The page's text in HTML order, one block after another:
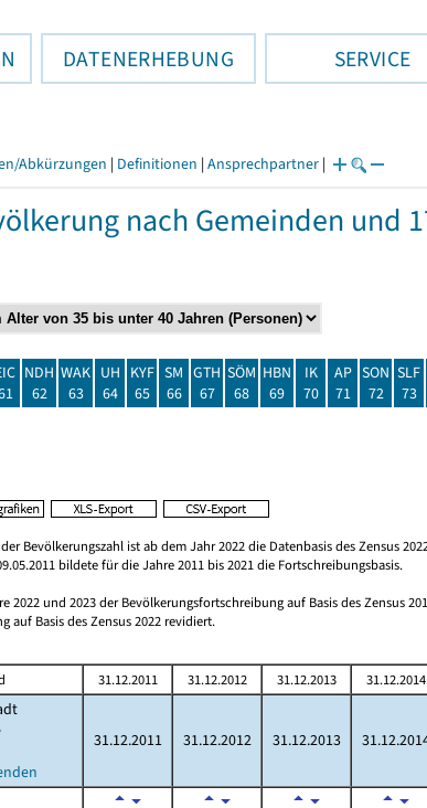
DATENERHEBUNG SERVICE
Abkürzungen | Definitionen | Ansprechpartner |
nach Gemeinden und
NDH
62
WAK
63
UH
64
KYF
65
SM
66
GTH
67
SÖM
68
HBN
69
IK
70
AP
71
SON
72
SLF
73
Bevölkerungszahl ist ab dem Jahr 2022 die Datenbasis des Zensus
bildete für die Jahre 2011 bis 2021 die Fortschreibungsbasis.
2022 und 2023 der Bevölkerungsfortschreibung auf Basis des Zensus
auf Basis des Zensus 2022 revidiert.
31.12.2011 31.12.2012 31.12.2013 31.12.2014
31.12.2011 31.12.2012 31.12.2013